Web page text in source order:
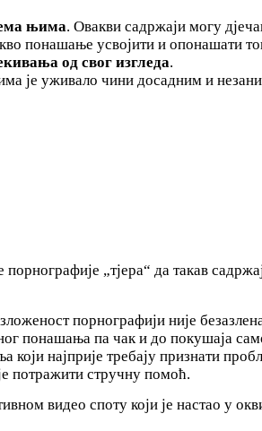
њима. Овакви садржаји могу
понашање усвојити и опонашати
од свог изгледа.
је уживало чини досадним и
„тјера“ да такав
порнографији није
понашања па чак и до покушаја
најприје требају признати
потражити стручну помоћ.
видео споту који је настао у